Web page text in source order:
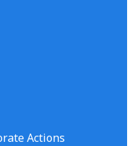
Actions